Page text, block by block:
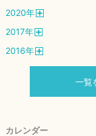
2020年
2017年
2016年
一覧
カレンダー